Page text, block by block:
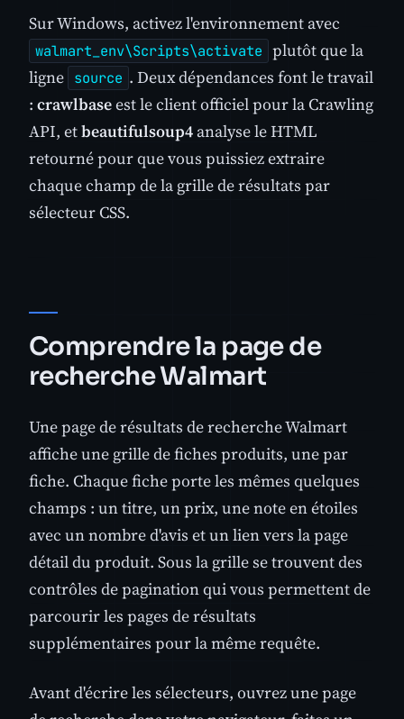
Sur Windows, activez l'environnement avec
walmart_env\Scripts\activate plutôt que la
ligne source . Deux dépendances font le travail
: crawlbaseest le client officiel pour la Crawling
API, etbeautifulsoup4 analyse le HTML
retourné pour que vous puissiez extraire
chaque champ de la grille de résultats par
sélecteur CSS.
Comprendre la page de
recherche Walmart
Une page de résultats de recherche Walmart
affiche une grille de fiches produits, une par
fiche. Chaque fiche porte les mêmes quelques
champs : un titre, un prix, une note en étoiles
avec un nombre d'avis et un lien vers la page
détail du produit. Sous la grille se trouvent des
contrôles de pagination qui vous permettent de
parcourir les pages de résultats
supplémentaires pour la même requête.
Avant d'écrire les sélecteurs, ouvrez une page